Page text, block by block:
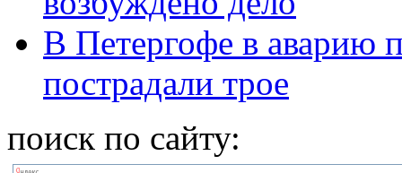
В Петергофе в аварию
пострадали трое
поиск по сайту: